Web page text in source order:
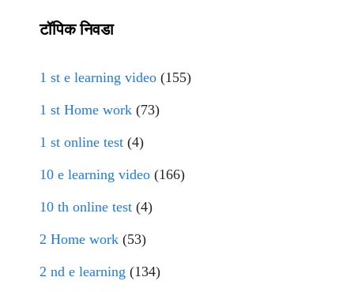
टॉपिक निवडा
1 st e learning video (155)
1 st Home work (73)
1 st online test (4)
10 e learning video (166)
10 th online test (4)
2 Home work (53)
2 nd e learning (134)